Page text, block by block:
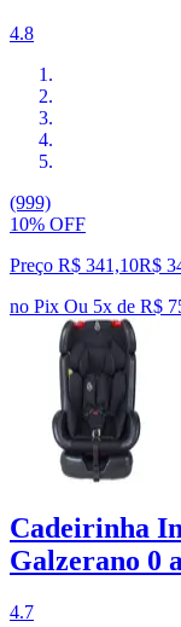
4.8
(999)
10% OFF
Preço R$ 341,10R$
no Pix Ou 5x de R$
Cadeirinha
Galzerano 0
4.7